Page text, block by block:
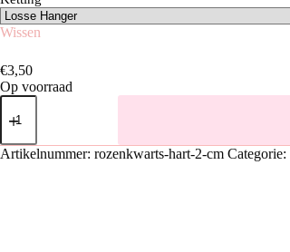
Wissen
€3,50
Op voorraad
Rozenkwarts
Hart
2
cm
Artikelnummer: rozenkwarts-hart-2-cm Categorie: